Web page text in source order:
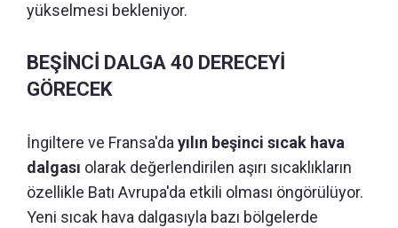
yükselmesi bekleniyor.
BEŞİNCİ DALGA 40 DERECEYİ
GÖRECEK
İngiltere ve Fransa'dayılın beşinci sıcak hava
dalgası olarak değerlendirilen aşırı sıcaklıkların
özellikle Batı Avrupa'da etkili olması öngörülüyor.
Yeni sıcak hava dalgasıyla bazı bölgelerde